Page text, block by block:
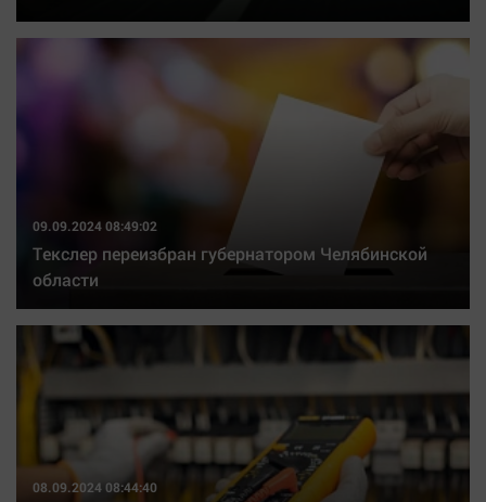
09.09.2024 08:49:02
Текслер переизбран губернатором Челябинской
области
08.09.2024 08:44:40